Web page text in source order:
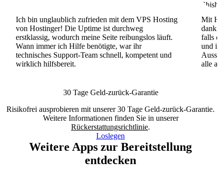
Ich bin unglaublich zufrieden mit dem VPS Hosting
von Hostinger! Die Uptime ist durchweg
erstklassig, wodurch meine Seite reibungslos läuft.
Wann immer ich Hilfe benötigte, war ihr
technisches Support-Team schnell, kompetent und
wirklich hilfsbereit.
Mit
dank
falls
und
alle
30 Tage Geld-zurück-Garantie
Risikofrei ausprobieren mit unserer 30 Tage Geld-zurück-Garantie.
Weitere Informationen finden Sie in unserer
Rückerstattungsrichtlinie.
Loslegen
Weitere Apps zur Bereitstellung
entdecken